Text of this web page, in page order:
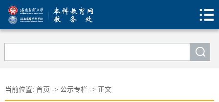
当前位置: 首页 -> 公示专栏 -> 正文